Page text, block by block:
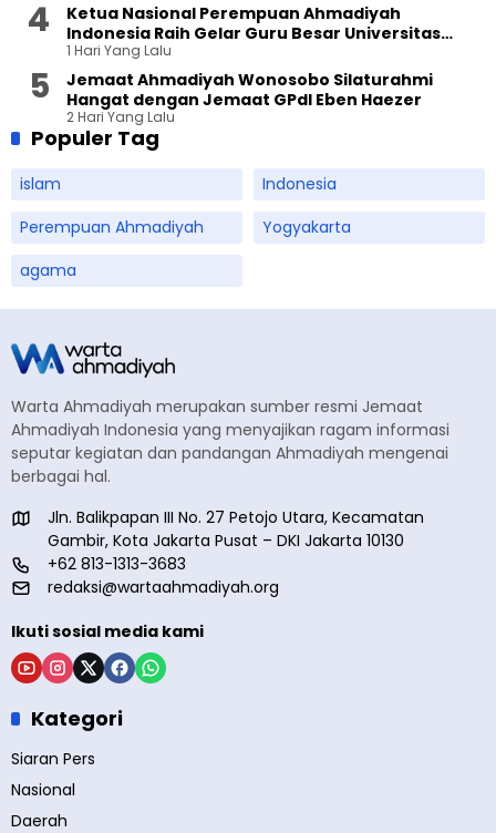
Ketua Nasional Perempuan Ahmadiyah
Indonesia Raih Gelar Guru Besar Universitas
Terbuka
1 Hari Yang Lalu
Jemaat Ahmadiyah Wonosobo Silaturahmi
Hangat dengan Jemaat GPdI Eben Haezer
2 Hari Yang Lalu
Populer Tag
islam
Indonesia
Perempuan Ahmadiyah
Yogyakarta
agama
Warta Ahmadiyah merupakan sumber resmi Jemaat
Ahmadiyah Indonesia yang menyajikan ragam informasi
seputar kegiatan dan pandangan Ahmadiyah mengenai
berbagai hal.
Jln. Balikpapan III No. 27 Petojo Utara, Kecamatan
Gambir, Kota Jakarta Pusat – DKI Jakarta 10130
+62 813-1313-3683
redaksi@wartaahmadiyah.org
Ikuti sosial media kami
Kategori
Siaran Pers
Nasional
Daerah